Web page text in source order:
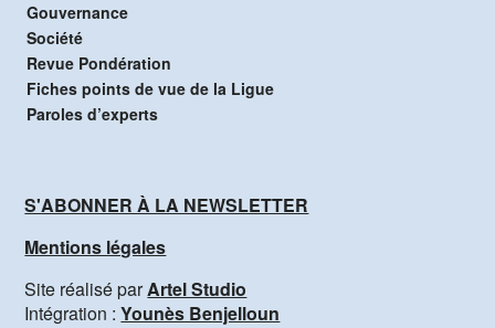
Gouvernance
Société
Revue Pondération
Fiches points de vue de la Ligue
Paroles d’experts
S'ABONNER À LA NEWSLETTER
Mentions légales
Site réalisé parArtel Studio
Intégration :Younès Benjelloun